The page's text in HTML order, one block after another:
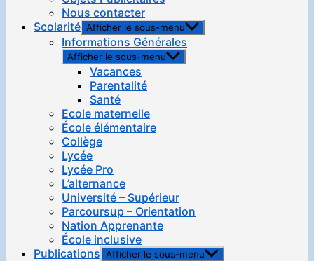
Nous contacter
Scolarité Afficher le sous-menu
Informations Générales
Afficher le sous-menu
Vacances
Parentalité
Santé
Ecole maternelle
École élémentaire
Collège
Lycée
Lycée Pro
L’alternance
Université – Supérieur
Parcoursup – Orientation
Nation Apprenante
École inclusive
Publications Afficher le sous-menu